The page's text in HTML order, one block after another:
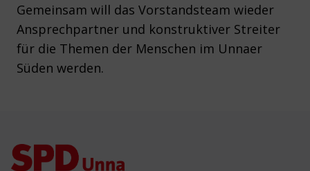
Gemeinsam will das Vorstandsteam wieder
Ansprechpartner und konstruktiver Streiter
für die Themen der Menschen im Unnaer
Süden werden.